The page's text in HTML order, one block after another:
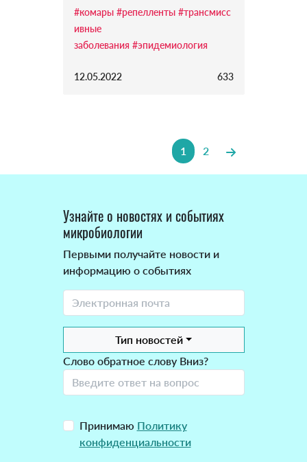
#комары #репелленты #трансмисс
ивные
заболевания #эпидемиология
12.05.2022 633
1 2
Узнайте о новостях и событиях
микробиологии
Первыми получайте новости и
информацию о событиях
Тип новостей
Слово обратное слову Вниз?
Принимаю Политику
конфиденциальности